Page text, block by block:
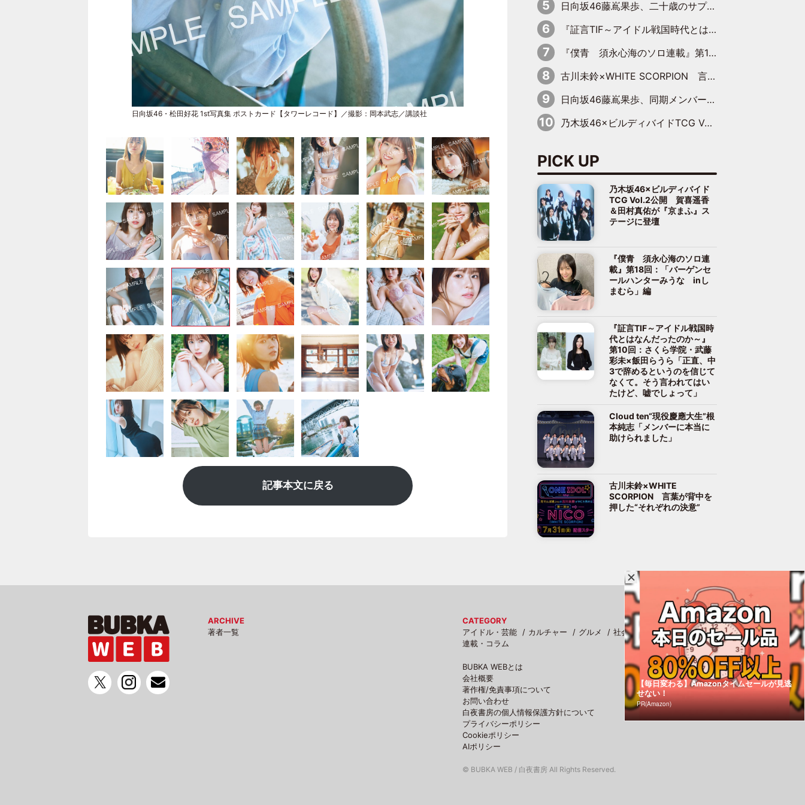
日向坂46・松田好花 1st写真集 ポストカード【タワーレコード】／撮影：岡本武志／講談社
記事本文に戻る
日向坂46藤嶌果歩、二十歳のサプライズバースデーに大喜び「頼られる先輩になれるように努力していきたい」
『証言TIF～アイドル戦国時代とはなんだったのか～』第10回：さくら学院・武藤彩未×飯田らうら「正直、中3で辞めるというのを信じてなくて。そう言われてはいたけど、嘘でしょって」
『僕青 須永心海のソロ連載』第18回：「バーゲンセールハンターみうな inしまむら」編
古川未鈴×WHITE SCORPION 言葉が背中を押した“それぞれの決意”
日向坂46藤嶌果歩、同期メンバーの反応を明かす「『大人になりましたね』と言って見てくれました」
乃木坂46×ビルディバイドTCG Vol.2公開 賀喜遥香＆田村真佑が『京まふ』ステージに登壇
PICK UP
乃木坂46×ビルディバイド
TCG Vol.2公開 賀喜遥香
＆田村真佑が『京まふ』ス
テージに登壇
『僕青 須永心海のソロ連
載』第18回：「バーゲンセ
ールハンターみうな inし
まむら」編
『証言TIF～アイドル戦国時
代とはなんだったのか～』
第10回：さくら学院・武藤
彩未×飯田らうら「正直、中
3で辞めるというのを信じて
なくて。そう言われてはい
たけど、嘘でしょって」
Cloud ten“現役慶應大生”根
本純志「メンバーに本当に
助けられました」
古川未鈴×WHITE
SCORPION 言葉が背中を
押した“それぞれの決意”
ARCHIVE
著者一覧
CATEGORY
アイドル・芸能
カルチャー グルメ 社会
スポーツ
連載・コラム
BUBKA WEBとは
会社概要
著作権/免責事項について
お問い合わせ
白夜書房の個人情報保護方針について
プライバシーポリシー
Cookieポリシー
AIポリシー
© BUBKA WEB / 白夜書房 All Rights Reserved.
【毎日変わる】Amazonタイムセールが見逃
せない！
PR(Amazon)